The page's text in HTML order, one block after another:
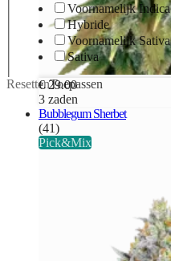
Voornamelijk Indica
Hybride
Voornamelijk Sativa
Sativa
ResettenToepassen
€ 29.00
3 zaden
Bubblegum Sherbet
(41)
Pick&Mix